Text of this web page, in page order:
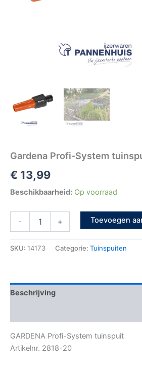
Gardena Profi-System
€ 13,99
Beschikbaarheid: Op voorraad
- + Toevoegen
SKU: 14173 Categorie: Tuinspuiten
Beschrijving
GARDENA Profi-System tuinspuit
Artikelnr. 2818-20